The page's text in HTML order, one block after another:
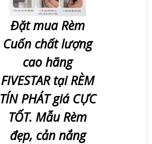
Đặt mua Rèm
Cuốn chất lượng
cao hãng
FIVESTAR tại RÈM
TÍN PHÁT giá CỰC
TỐT. Mẫu Rèm
đẹp, cản nắng